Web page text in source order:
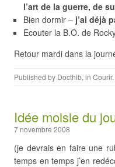
l’art de la guerre, de
Bien dormir – j’ai déjà
Ecouter la B.O. de
Retour mardi dans la
Published by Docthib, in Courir.
Idée moisie du
7 novembre 2008
(je devrais en faire une
temps en temps j’en